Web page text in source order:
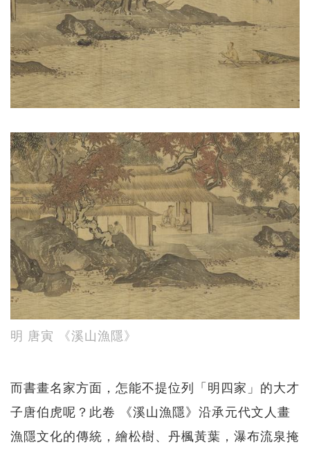
明 唐寅 《溪山漁隱》
而書畫名家方面，怎能不提位列「明四家」的大才
子唐伯虎呢？此卷 《溪山漁隱》沿承元代文人畫
漁隱文化的傳統，繪松樹、丹楓黃葉，瀑布流泉掩